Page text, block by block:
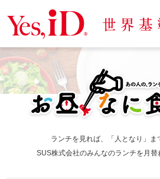
ランチを見れば、「人となり」ま
SUS株式会社のみんなのランチを月替